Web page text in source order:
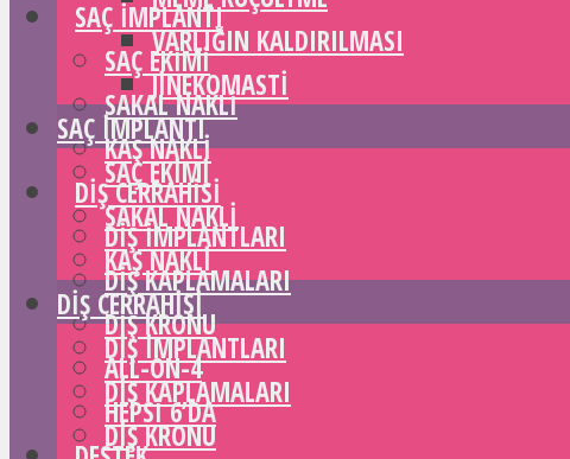
SAÇ IMPLANTI
SAÇ EKIMI
SAKAL NAKLI
KAŞ NAKLI
DIŞ CERRAHISI
DIŞ IMPLANTLARI
DIŞ KAPLAMALARI
DIŞ KRONU
ALL-ON-4
HEPSI 6’DA
VARLIĞIN KALDIRILMASI
JINEKOMASTI
SAÇ IMPLANTI
SAÇ EKIMI
SAKAL NAKLI
KAŞ NAKLI
DIŞ CERRAHISI
DIŞ IMPLANTLARI
DIŞ KAPLAMALARI
DIŞ KRONU